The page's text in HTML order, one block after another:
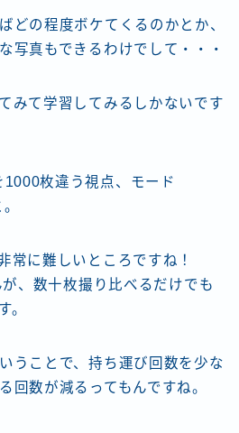
どの程度ボケてくるのかとか、
写真もできるわけでして・・・
みて学習してみるしかないです
1000枚違う視点、モード
常に難しいところですね！
、数十枚撮り比べるだけでも
。
うことで、持ち運び回数を少な
回数が減るってもんですね。